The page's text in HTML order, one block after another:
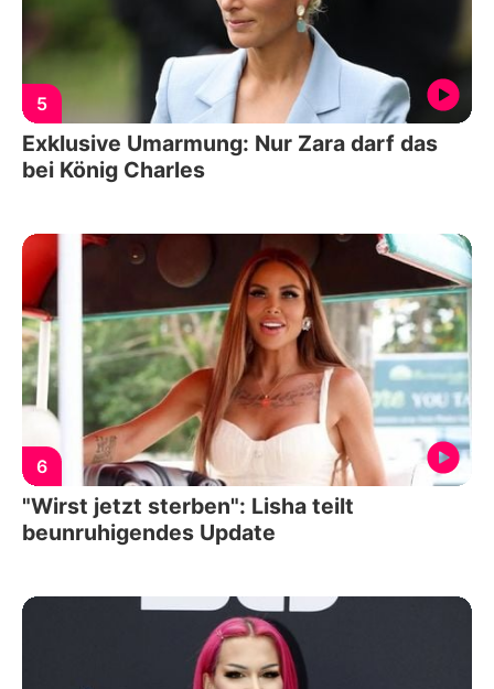
5
Exklusive Umarmung: Nur Zara darf das
bei König Charles
6
"Wirst jetzt sterben": Lisha teilt
beunruhigendes Update